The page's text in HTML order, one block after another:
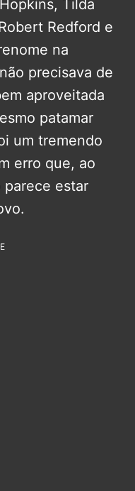
Tilda
Redford e
na
precisava de
aproveitada
patamar
um tremendo
erro que, ao
estar